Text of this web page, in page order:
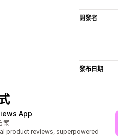
開發者
發布日期
App
案
product reviews, superpowered